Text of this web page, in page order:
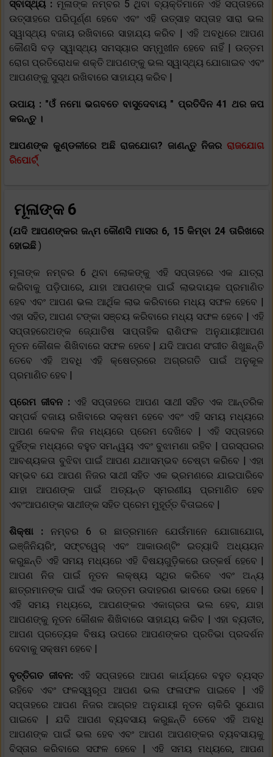
ସ୍ବାସ୍ଥ୍ୟ : ମୂଳାଙ୍କ ନମ୍ବର 5 ଥିବା ବ୍ୟକ୍ତିମାନେ ଏହି ସପ୍ତାହରେ
ଉତ୍ସାହରେ ପରିପୂର୍ଣ୍ଣ ହେବେ ଏବଂ ଏହି ଉତ୍ସାହ ସପ୍ତାହ ସାରା ଭଲ
ସ୍ୱାସ୍ଥ୍ୟ ବଜାୟ ରଖିବାରେ ସାହାଯ୍ୟ କରିବ | ଏହି ଅବଧିରେ ଆପଣ
କୌଣସି ବଡ଼ ସ୍ୱାସ୍ଥ୍ୟ ସମସ୍ୟାର ସମ୍ମୁଖୀନ ହେବେ ନାହିଁ | ଉତ୍ତମ
ରୋଗ ପ୍ରତିରୋଧକ ଶକ୍ତି ଆପଣଙ୍କୁ ଭଲ ସ୍ୱାସ୍ଥ୍ୟ ଯୋଗାଇବ ଏବଂ
ଆପଣଙ୍କୁ ସୁସ୍ଥ ରଖିବାରେ ସାହାଯ୍ୟ କରିବ |
ଉପାୟ : "ଓଁ ନମୋ ଭଗବତେ ବାସୁଦେବାୟ " ପ୍ରତିଦିନ 41 ଥର ଜପ
କରନ୍ତୁ ।
ଆପଣଙ୍କ କୁଣ୍ଡଳୀରେ ଅଛି ରାଜଯୋଗ? ଜାଣନ୍ତୁ ନିଜର ରାଜଯୋଗ
ରିପୋର୍ଟ୍
ମୂଳାଙ୍କ 6
(ଯଦି ଆପଣଙ୍କର ଜନ୍ମ କୌଣସି ମାସର 6, 15 କିମ୍ବା 24 ତାରିଖରେ
ହୋଇଛି )
ମୂଳାଙ୍କ ନମ୍ବର 6 ଥିବା ଲୋକଙ୍କୁ ଏହି ସପ୍ତାହରେ ଏକ ଯାତ୍ରା
କରିବାକୁ ପଡ଼ିପାରେ, ଯାହା ଆପଣଙ୍କ ପାଇଁ ଲାଭଦାୟକ ପ୍ରମାଣିତ
ହେବ ଏବଂ ଆପଣ ଭଲ ଆର୍ଥିକ ଲାଭ କରିବାରେ ମଧ୍ୟ ସଫଳ ହେବେ |
ଏହା ସହିତ, ଆପଣ ଟଙ୍କା ସଞ୍ଚୟ କରିବାରେ ମଧ୍ୟ ସଫଳ ହେବେ | ଏହି
ସପ୍ତାହରେଅଙ୍କ ଜ୍ଯୋତିଷ ସାପ୍ତାହିକ ରାଶିଫଳ ଅନୁଯାୟୀଆପଣ
ନୂତନ କୌଶଳ ଶିଖିବାରେ ସଫଳ ହେବେ | ଯଦି ଆପଣ ସଂଗୀତ ଶିଖୁଛନ୍ତି
ତେବେ ଏହି ଅବଧି ଏହି କ୍ଷେତ୍ରରେ ଅଗ୍ରଗତି ପାଇଁ ଅନୁକୂଳ
ପ୍ରମାଣିତ ହେବ |
ପ୍ରେମ ଜୀବନ : ଏହି ସପ୍ତାହରେ ଆପଣ ସାଥୀ ସହିତ ଏକ ଆନ୍ତରିକ
ସମ୍ପର୍କ ବଜାୟ ରଖିବାରେ ସକ୍ଷମ ହେବେ ଏବଂ ଏହି ସମୟ ମଧ୍ୟରେ
ଆପଣ କେବଳ ନିଜ ମଧ୍ୟରେ ପ୍ରେମ ଦେଖିବେ | ଏହି ସପ୍ତାହରେ
ଦୁହିଁଙ୍କ ମଧ୍ୟରେ ବହୁତ ସମନ୍ୱୟ ଏବଂ ବୁଝାମଣା ରହିବ | ପରସ୍ପରର
ଆବଶ୍ୟକତା ବୁଝିବା ପାଇଁ ଆପଣ ଯଥାସମ୍ଭବ ଚେଷ୍ଟା କରିବେ | ଏହା
ସମ୍ଭବ ଯେ ଆପଣ ନିଜର ସାଥୀ ସହିତ ଏକ ଭ୍ରମଣରେ ଯାଇପାରିବେ
ଯାହା ଆପଣଙ୍କ ପାଇଁ ଅତ୍ୟନ୍ତ ସ୍ମରଣୀୟ ପ୍ରମାଣିତ ହେବ
ଏବଂଆପଣଙ୍କ ସାଥୀଙ୍କ ସହିତ ପ୍ରେମ ମୁହୂର୍ତ୍ତ ବିତାଇବେ |
ଶିକ୍ଷା :ନମ୍ବର 6 ର ଛାତ୍ରମାନେ ଯେଉଁମାନେ ଯୋଗାଯୋଗ,
ଇଞ୍ଜିନିୟରିଂ, ସଫ୍ଟୱେର୍ ଏବଂ ଆକାଉଣ୍ଟିଂ ଇତ୍ୟାଦି ଅଧ୍ୟୟନ
କରୁଛନ୍ତି ଏହି ସମୟ ମଧ୍ୟରେ ଏହି ବିଷୟଗୁଡ଼ିକରେ ଉତ୍କର୍ଷ ହେବେ |
ଆପଣ ନିଜ ପାଇଁ ନୂତନ ଲକ୍ଷ୍ୟ ସ୍ଥିର କରିବେ ଏବଂ ଅନ୍ୟ
ଛାତ୍ରମାନଙ୍କ ପାଇଁ ଏକ ଉତ୍ତମ ଉଦାହରଣ ଭାବରେ ଉଭା ହେବେ |
ଏହି ସମୟ ମଧ୍ୟରେ, ଆପଣଙ୍କର ଏକାଗ୍ରତା ଭଲ ହେବ, ଯାହା
ଆପଣଙ୍କୁ ନୂତନ କୌଶଳ ଶିଖିବାରେ ସାହାଯ୍ୟ କରିବ | ଏହା ବ୍ୟତୀତ,
ଆପଣ ପ୍ରତ୍ୟେକ ବିଷୟ ଉପରେ ଆପଣଙ୍କର ପ୍ରତିଭା ପ୍ରଦର୍ଶନ
ଦେବାକୁ ସକ୍ଷମ ହେବେ |
ବୃତ୍ତିଗତ ଜୀବନ: ଏହି ସପ୍ତାହରେ ଆପଣ କାର୍ଯ୍ୟରେ ବହୁତ ବ୍ୟସ୍ତ
ରହିବେ ଏବଂ ଫଳସ୍ୱରୂପ ଆପଣ ଭଲ ଫଳାଫଳ ପାଇବେ | ଏହି
ସପ୍ତାହରେ ଆପଣ ନିଜର ଆଗ୍ରହ ଅନୁଯାୟୀ ନୂତନ ଚାକିରି ସୁଯୋଗ
ପାଇବେ | ଯଦି ଆପଣ ବ୍ୟବସାୟ କରୁଛନ୍ତି ତେବେ ଏହି ଅବଧି
ଆପଣଙ୍କ ପାଇଁ ଭଲ ହେବ ଏବଂ ଆପଣ ଆପଣଙ୍କର ବ୍ୟବସାୟକୁ
ବିସ୍ତାର କରିବାରେ ସଫଳ ହେବେ | ଏହି ସମୟ ମଧ୍ୟରେ, ଆପଣ